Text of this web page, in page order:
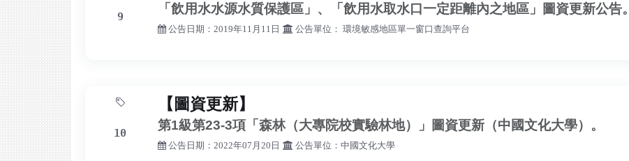
9
「飲用水水源水質保護區」、「飲用水取水口一定距離內之地區」圖資更新公告。
公告日期：2019年11月11日 公告單位： 環境敏感地區單一窗口查詢平台
10
【圖資更新】
第1級第23-3項「森林（大專院校實驗林地）」圖資更新（中國文化大學）。
公告日期：2022年07月20日 公告單位：中國文化大學